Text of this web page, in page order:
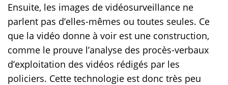
Ensuite, les images de vidéosurveillance ne
parlent pas d’elles-mêmes ou toutes seules. Ce
que la vidéo donne à voir est une construction,
comme le prouve l’analyse des procès-verbaux
d’exploitation des vidéos rédigés par les
policiers. Cette technologie est donc très peu